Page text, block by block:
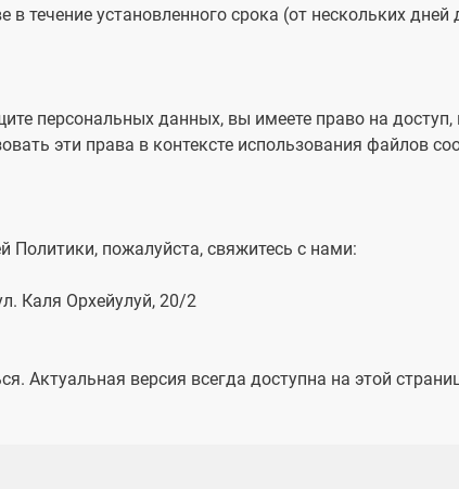
течение установленного срока (от нескольких
персональных данных, вы имеете право на
эти права в контексте использования файлов
Политики, пожалуйста, свяжитесь с нами:
Каля Орхейулуй, 20/2
Актуальная версия всегда доступна на этой